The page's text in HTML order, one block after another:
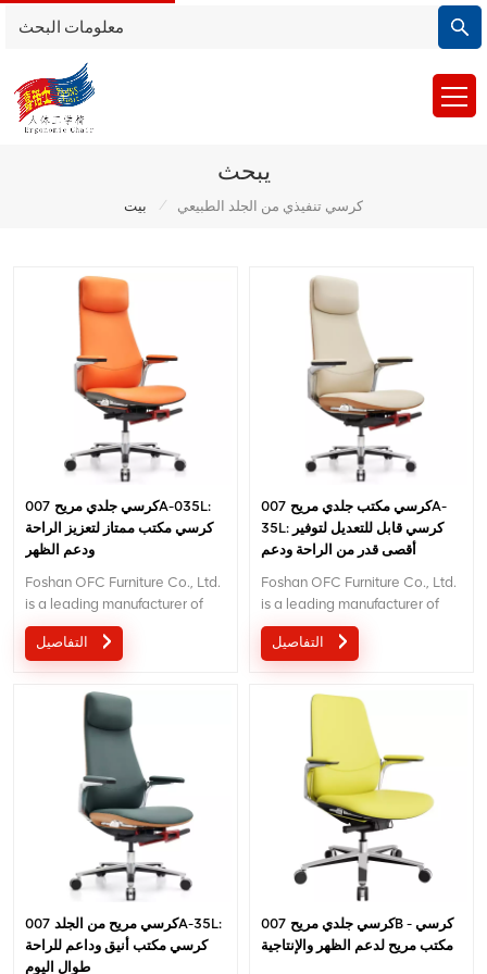
يبحث
بيت / كرسي تنفيذي من الجلد الطبيعي
كرسي جلدي مريح 007A-035L:
كرسي مكتب ممتاز لتعزيز الراحة
ودعم الظهر
Foshan OFC Furniture Co., Ltd.
is a leading manufacturer of
high-end ergonomic office
chairs. With 5 years of after-
certification, We provide
exceptional comfort and
support for workplace
productivity. Email :
inquiry@jnsvip.com
كرسي مكتب جلدي مريح 007A-
35L: كرسي قابل للتعديل لتوفير
أقصى قدر من الراحة ودعم
Foshan OFC Furniture Co., Ltd.
is a leading manufacturer of
high-end ergonomic office
chairs. With 5 years of after-
certification, We provide
exceptional comfort and
support for workplace
productivity. Email :
inquiry@jnsvip.com
كرسي مريح من الجلد 007A-35L:
كرسي مكتب أنيق وداعم للراحة
طوال اليوم
كرسي جلدي مريح 007B - كرسي
مكتب مريح لدعم الظهر والإنتاجية